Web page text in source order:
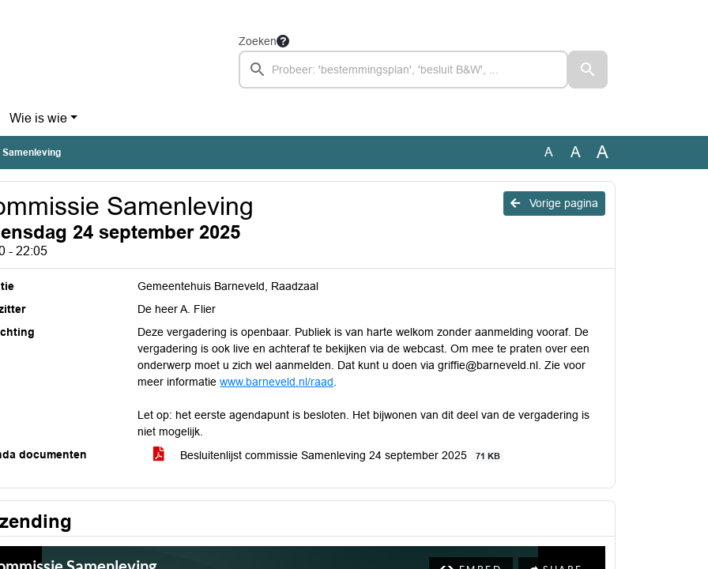
Zoeken
Wie is wie
A A A
Vorige pagina
Samenleving
24 september 2025
- 22:05
Gemeentehuis Barneveld, Raadzaal
De heer A. Flier
Deze vergadering is openbaar. Publiek is van harte welkom zonder aanmelding vooraf. De
vergadering is ook live en achteraf te bekijken via de webcast. Om mee te praten over een
onderwerp moet u zich wel aanmelden. Dat kunt u doen via griffie@barneveld.nl. Zie voor
meer informatiewww.barneveld.nl/raad
Let op: het eerste agendapunt is besloten. Het bijwonen van dit deel van de vergadering is
niet mogelijk.
documenten
Besluitenlijst commissie Samenleving 24 september 2025 71 KB